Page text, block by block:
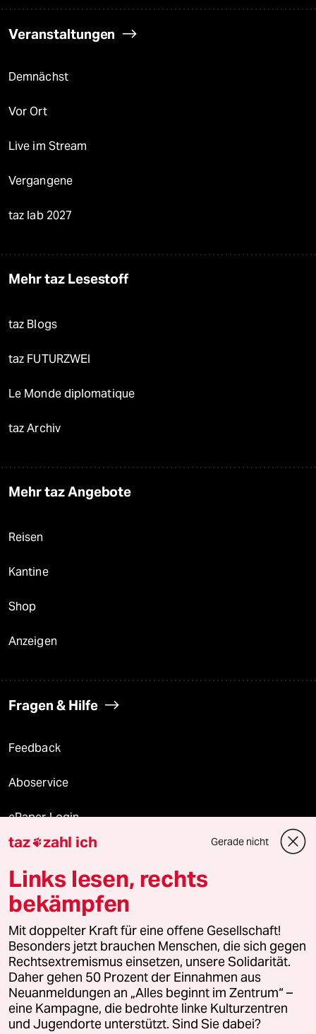
Veranstaltungen
Demnächst
Vor Ort
Live im Stream
Vergangene
taz lab 2027
Mehr taz Lesestoff
taz Blogs
taz FUTURZWEI
Le Monde diplomatique
taz Archiv
Mehr taz Angebote
Reisen
Kantine
Shop
Anzeigen
Fragen & Hilfe
Feedback
Aboservice
ePaper Login
Downloads für Abonnierende
© 2026 taz Verlags und Vertriebs GmbH
Alle Rechte vorbehalten. Bei rechtlichen Fragen oder für Genehmigungen
wenden Sie sich bitte an
lizenzen@taz.de
Feedback Redaktionsstatut Kommune-Richtlinien
Leitlinie Informant Datenschutz Impressum AGB
taz zahl ich Gerade nicht
Links lesen, rechts
bekämpfen
Mit doppelter Kraft für eine offene Gesellschaft!
Besonders jetzt brauchen Menschen, die sich gegen
Rechtsextremismus einsetzen, unsere Solidarität.
Daher gehen 50 Prozent der Einnahmen aus
Neuanmeldungen an „Alles beginnt im Zentrum“ –
eine Kampagne, die bedrohte linke Kulturzentren
und Jugendorte unterstützt. Sind Sie dabei?